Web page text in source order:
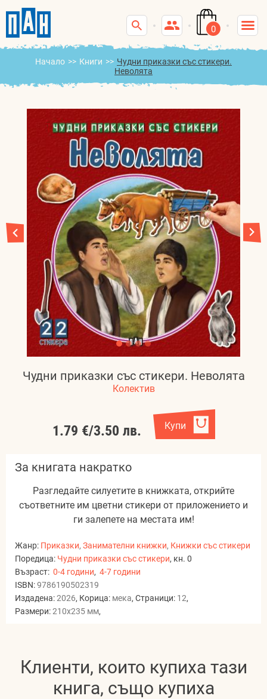
0
Начало >> Книги >> Чудни приказки със стикери.
Неволята
Чудни приказки със стикери. Неволята
Колектив
1.79 €/3.50 лв. Купи
За книгата накратко
Разгледайте силуетите в книжката, открийте
съответните им цветни стикери от приложението и
ги залепете на местата им!
Жанр: Приказки, Занимателни книжки, Книжки със стикери
Поредица: Чудни приказки със стикери, кн. 0
Възраст: 0-4 години, 4-7 години
ISBN:9786190502319
Издадена:2026, Корица: мека, Страници: 12,
Размери:210x235 мм,
Клиенти, които купиха тази
книга, също купиха